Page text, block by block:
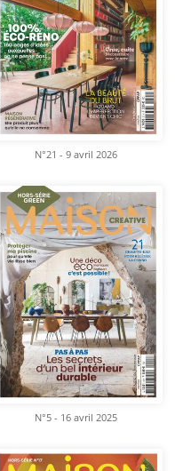
N°21 - 9 avril 2026
N°5 - 16 avril 2025